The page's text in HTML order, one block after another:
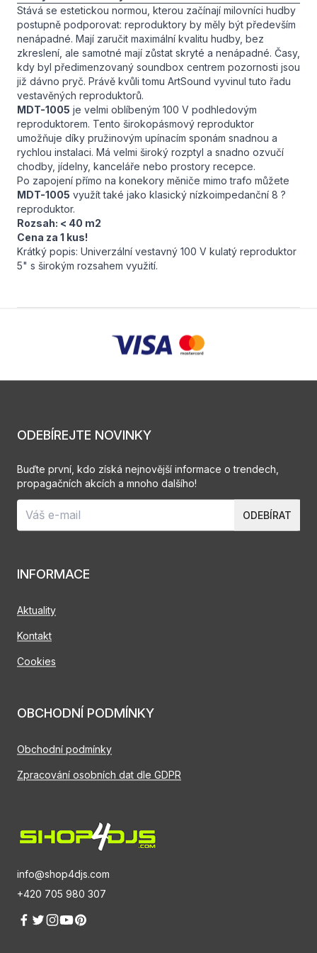
Stává se estetickou normou, kterou začínají milovníci hudby
postupně podporovat: reproduktory by měly být především
nenápadné. Mají zaručit maximální kvalitu hudby, bez
zkreslení, ale samotné mají zůstat skryté a nenápadné. Časy,
kdy byl předimenzovaný soundbox centrem pozornosti jsou
již dávno pryč. Právě kvůli tomu ArtSound vyvinul tuto řadu
vestavěných reproduktorů.
MDT-1005 je velmi oblíbeným 100 V podhledovým
reproduktorem. Tento širokopásmový reproduktor
umožňuje díky pružinovým upínacím sponám snadnou a
rychlou instalaci. Má velmi široký rozptyl a snadno ozvučí
chodby, jídelny, kanceláře nebo prostory recepce.
Po zapojení přímo na konekory měniče mimo trafo můžete
MDT-1005 využít také jako klasický nízkoimpedanční 8 ?
reproduktor.
Rozsah: < 40 m2
Cena za 1 kus!
Krátký popis: Univerzální vestavný 100 V kulatý reproduktor
5" s širokým rozsahem využití.
info@shop4djs.com
+420 705 980 307
INFORMACE
Aktuality
Kontakt
Cookies
OBCHODNÍ PODMÍNKY
Obchodní podmínky
Zpracování osobních dat dle GDPR
ODEBÍREJTE NOVINKY
Buďte první, kdo získá nejnovější informace o trendech,
propagačních akcích a mnoho dalšího!
ODEBÍRAT